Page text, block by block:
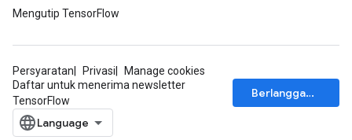
Mengutip TensorFlow
Persyaratan Privasi
Manage cookies
Daftar untuk menerima newsletter
TensorFlow
Berlangganan